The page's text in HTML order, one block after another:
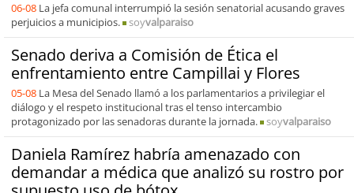
06-08 La jefa comunal interrumpió la sesión senatorial acusando graves
perjuicios a municipios.
soyvalparaiso
Senado deriva a Comisión de Ética el
enfrentamiento entre Campillai y Flores
05-08 La Mesa del Senado llamó a los parlamentarios a privilegiar el
diálogo y el respeto institucional tras el tenso intercambio
protagonizado por las senadoras durante la jornada.
soyvalparaiso
Daniela Ramírez habría amenazado con
demandar a médica que analizó su rostro por